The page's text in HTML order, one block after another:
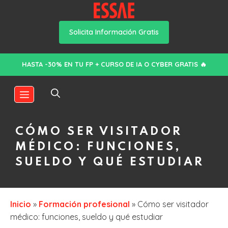
Solicita Información Gratis
contenido
HASTA -30% EN TU FP + CURSO DE IA O CYBER GRATIS 🔥
CÓMO SER VISITADOR
MÉDICO: FUNCIONES,
SUELDO Y QUÉ ESTUDIAR
Inicio » Formación profesional » Cómo ser visitador
médico: funciones, sueldo y qué estudiar